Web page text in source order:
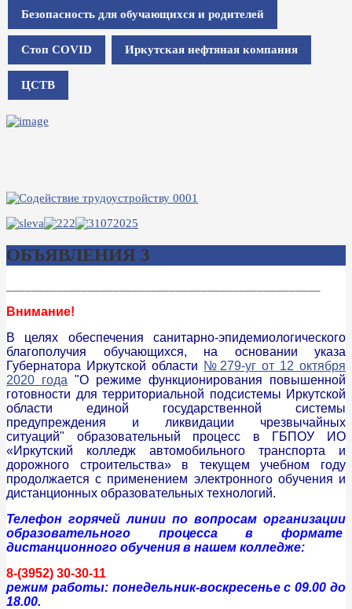
Безопасность для обучающихся и родителей
Стоп COVID Иркутская нефтяная компания
ЦСТВ
ОБЪЯВЛЕНИЯ 3
Внимание!
В целях обеспечения санитарно-эпидемиологического
благополучия обучающихся, на основании указа
Губернатора Иркутской области №279-уг от 12 октября
2020 года "О режиме функционирования повышенной
готовности для территориальной подсистемы Иркутской
области единой государственной системы
предупреждения и ликвидации чрезвычайных
ситуаций" образовательный процесс в ГБПОУ ИО
«Иркутский колледж автомобильного транспорта и
дорожного строительства» в текущем учебном году
продолжается с применением электронного обучения и
дистанционных образовательных технологий.
Телефон горячей линии по вопросам организации
образовательного процесса в формате
дистанционного обучения в нашем колледже:
8-(3952) 30-30-11
режим работы: понедельник-воскресенье с 09.00 до
18.00.